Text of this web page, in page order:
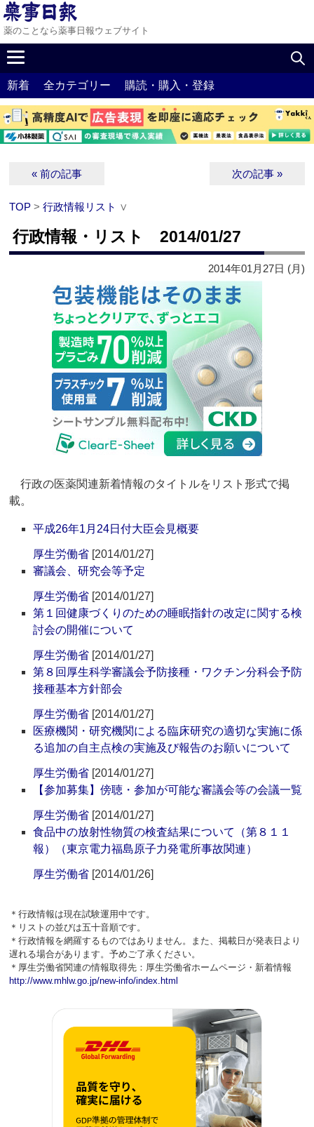
薬のことなら薬事日報ウェブサイト
新着 全カテゴリー 購読・購入・登録
« 前の記事 次の記事 »
TOP >行政情報リスト ∨
行政情報・リスト 2014/01/27
2014年01月27日 (月)
行政の医薬関連新着情報のタイトルをリスト形式で掲
載。
平成26年1月24日付大臣会見概要
厚生労働省 [2014/01/27]
審議会、研究会等予定
厚生労働省 [2014/01/27]
第１回健康づくりのための睡眠指針の改定に関する検
討会の開催について
厚生労働省 [2014/01/27]
第８回厚生科学審議会予防接種・ワクチン分科会予防
接種基本方針部会
厚生労働省 [2014/01/27]
医療機関・研究機関による臨床研究の適切な実施に係
る追加の自主点検の実施及び報告のお願いについて
厚生労働省 [2014/01/27]
【参加募集】傍聴・参加が可能な審議会等の会議一覧
厚生労働省 [2014/01/27]
食品中の放射性物質の検査結果について（第８１１
報）（東京電力福島原子力発電所事故関連）
厚生労働省 [2014/01/26]
＊行政情報は現在試験運用中です。
＊リストの並びは五十音順です。
＊行政情報を網羅するものではありません。また、掲載日が発表日より
遅れる場合があります。予めご了承ください。
＊厚生労働省関連の情報取得先：厚生労働省ホームページ・新着情報
http://www.mhlw.go.jp/new-info/index.html